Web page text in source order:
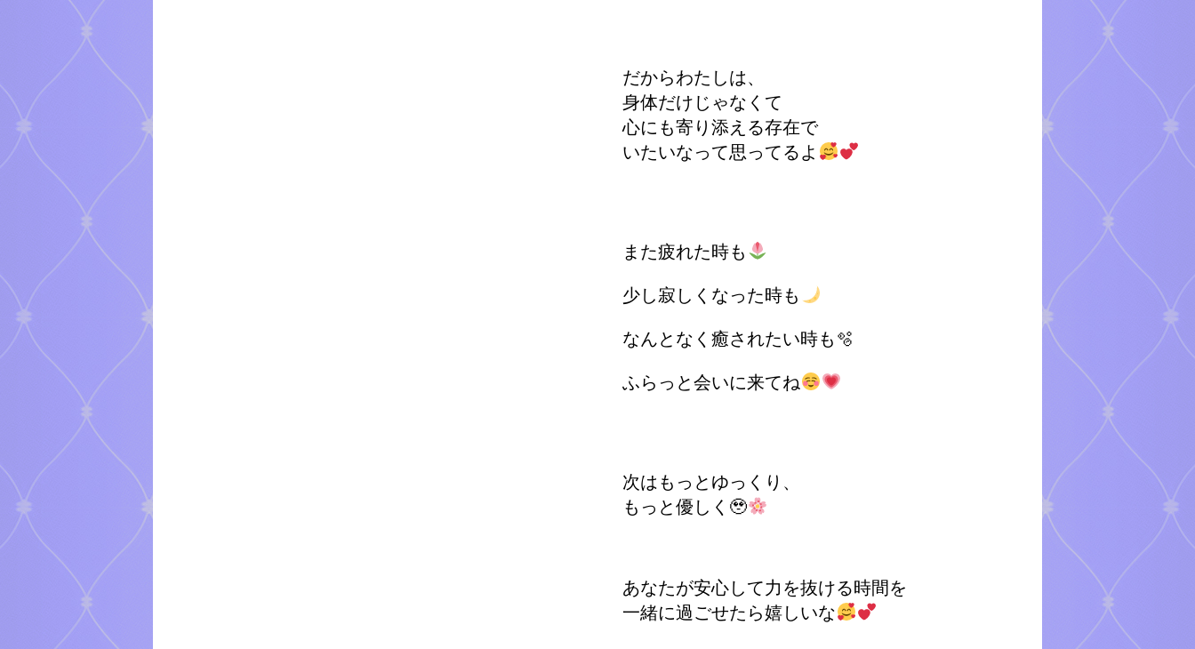
だからわたしは、
身体だけじゃなくて
心にも寄り添える存在で
いたいなって思ってるよ
また疲れた時も
少し寂しくなった時も
なんとなく癒されたい時も🫧
ふらっと会いに来てね
次はもっとゆっくり、
もっと優しく🥹
あなたが安心して力を抜ける時間を
一緒に過ごせたら嬉しいな